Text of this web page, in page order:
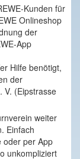
Kunden für
Onlineshop
der
App
Hilfe benötigt,
der
V. (Eipstrasse
weiter
Einfach
oder per App
unkompliziert